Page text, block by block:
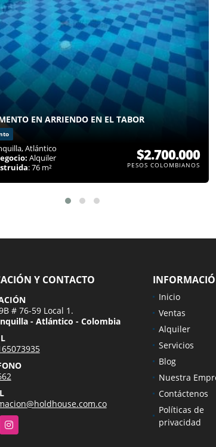
EN ARRIENDO EN EL TABOR
Atlántico
Alquiler
: 76 m²
$2.700.000
PESOS COLOMBIANOS
Y CONTACTO
# 76-59 Local 1.
- Atlántico - Colombia
Instagram
Inicio
Ventas
Alquiler
Servicios
Blog
Nuestra
Contáctenos
Políticas de
privacidad